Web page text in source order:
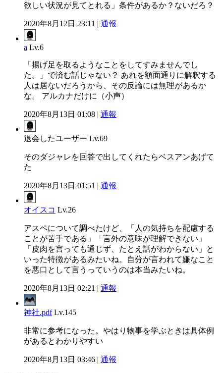
欲しい状況が見てとれる」条件があるか？ないだろ？
2020年8月12日 23:11 | 通報
a Lv.6
「揚げ足を取るようなことをしてすみませんでし
た。」で済む話じゃない？ あれを額面通りに解釈する
人は居ないだろうから、その反論には無理があるか
な。 アルカナだけに（小声）
2020年8月13日 01:08 | 通報
退会したユーザー Lv.69
そのダジャレを回答で出してくれたらベスアンあげて
た
2020年8月13日 01:51 | 通報
オイスコ Lv.26
アスペについて調べたけど、「人の気持ちを配慮する
ことが苦手である」「言外の意味が理解できない」
「皮肉を言っても通じず、たとえ話がわからない」と
いった特徴があるみたいね。自分が言われて嫌なこと
を悪口として言うっていうのは本当みたいね。
2020年8月13日 02:21 | 通報
神社.pdf Lv.145
非常に参考になった。やはり物事を学ぶときは具体例
があるとわかりやすい
2020年8月13日 03:46 | 通報